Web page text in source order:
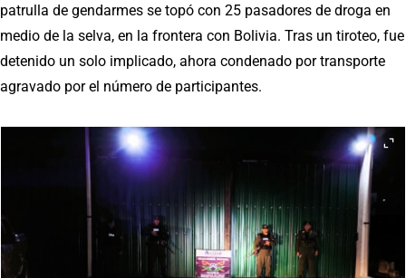
patrulla de gendarmes se topó con 25 pasadores de droga en
medio de la selva, en la frontera con Bolivia. Tras un tiroteo, fue
detenido un solo implicado, ahora condenado por transporte
agravado por el número de participantes.